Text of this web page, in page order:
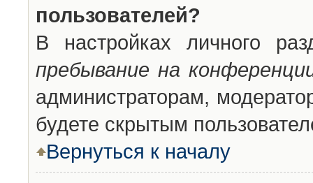
пользователей?
В настройках личного
пребывание на
администраторам,
будете скрытым
Вернуться к началу